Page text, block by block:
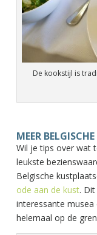
De kookstijl is
MEER
Wil je tips over wat
leukste
Belgische
ode aan de kust.
interessante musea
helemaal op de